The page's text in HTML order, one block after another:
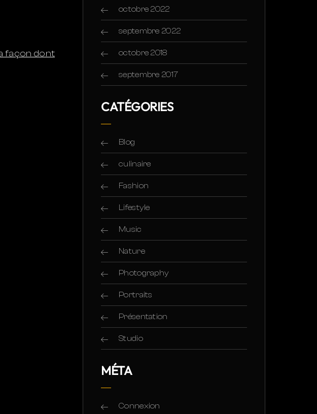
façon dont
octobre 2022
septembre 2022
octobre 2018
septembre 2017
CATÉGORIES
Blog
culinaire
Fashion
Lifestyle
Music
Nature
Photography
Portraits
Présentation
Studio
MÉTA
Connexion